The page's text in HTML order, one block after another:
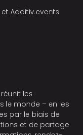
et Additiv.events
les
le monde – en les
par le biais de
et de partage